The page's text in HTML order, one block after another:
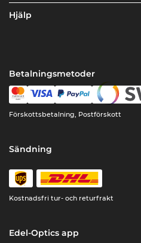
Hjälp
Betalningsmetoder
Förskottsbetalning, Postförskott
Sändning
Kostnadsfri tur- och returfrakt
Edel-Optics app